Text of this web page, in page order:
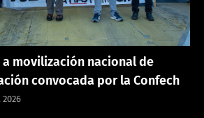
a movilización nacional de
convocada por la Confech